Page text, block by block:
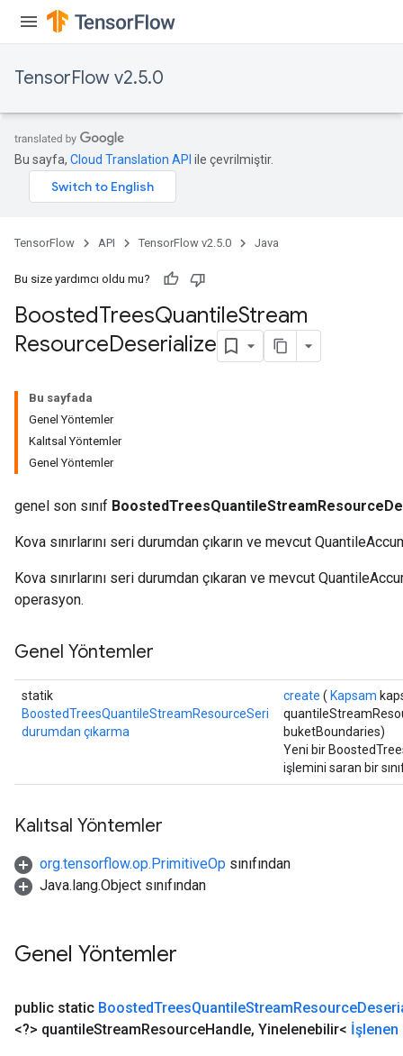
TensorFlow v2.5.0
Bu sayfa, Cloud Translation API ile çevrilmiştir.
TensorFlow API TensorFlow v2.5.0 Java
Bu size yardımcı oldu mu?
BoostedTreesQuantileStream
ResourceDeserialize
Bu sayfada
Genel Yöntemler
Kalıtsal Yöntemler
Genel Yöntemler
genel son sınıf
Kova sınırlarını seri durumdan çıkarın ve mevcut
Kova sınırlarını seri durumdan çıkaran ve mevcut
operasyon.
Genel Yöntemler
statik
BoostedTreesQuantileStreamResourceSeri
durumdan çıkarma
create ( Kapsam
buketBoundaries)
Yeni bir
işlemini saran bir
Kalıtsal Yöntemler
org.tensorflow.op.PrimitiveOp sınıfından
Java.lang.Object sınıfından
Genel Yöntemler
public static BoostedTreesQuantileStreamResource
<?> quantileStreamResourceHandle, Yinelenebilir< İşlenen